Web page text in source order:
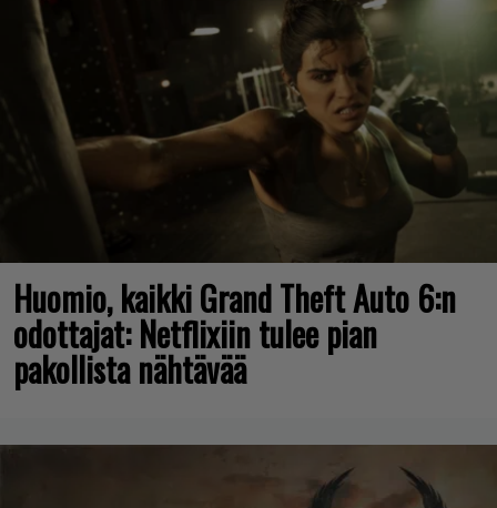
Huomio, kaikki Grand Theft Auto 6:n
odottajat: Netflixiin tulee pian
pakollista nähtävää